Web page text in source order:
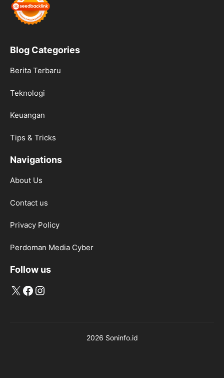
Blog Categories
Berita Terbaru
Teknologi
Keuangan
Tips & Tricks
Navigations
About Us
Contact us
Privacy Policy
Perdoman Media Cyber
Follow us
X Facebook
Instagram
2026 Soninfo.id